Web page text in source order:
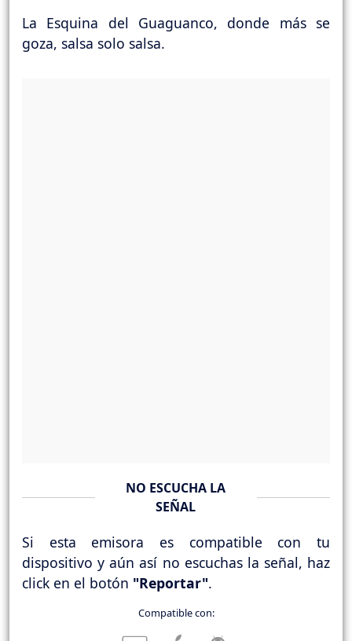
La Esquina del Guaguanco, donde más se
goza, salsa solo salsa.
NO ESCUCHA LA
SEÑAL
Si esta emisora es compatible con tu
dispositivo y aún así no escuchas la señal, haz
click en el botón "Reportar".
Compatible con: